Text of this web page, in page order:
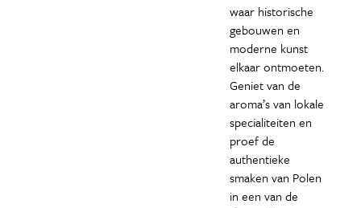
waar historische
gebouwen en
moderne kunst
elkaar ontmoeten.
Geniet van de
aroma’s van lokale
specialiteiten en
proef de
authentieke
smaken van Polen
in een van de